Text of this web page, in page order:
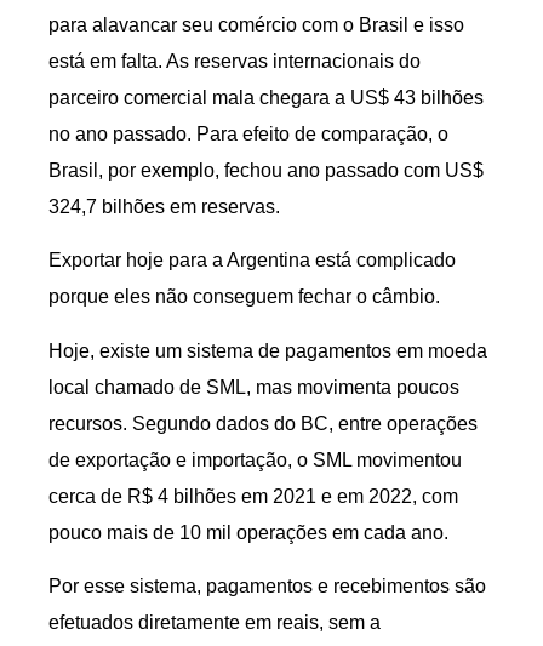
para alavancar seu comércio com o Brasil e isso
está em falta. As reservas internacionais do
parceiro comercial mala chegara a US$ 43 bilhões
no ano passado. Para efeito de comparação, o
Brasil, por exemplo, fechou ano passado com US$
324,7 bilhões em reservas.
Exportar hoje para a Argentina está complicado
porque eles não conseguem fechar o câmbio.
Hoje, existe um sistema de pagamentos em moeda
local chamado de SML, mas movimenta poucos
recursos. Segundo dados do BC, entre operações
de exportação e importação, o SML movimentou
cerca de R$ 4 bilhões em 2021 e em 2022, com
pouco mais de 10 mil operações em cada ano.
Por esse sistema, pagamentos e recebimentos são
efetuados diretamente em reais, sem a